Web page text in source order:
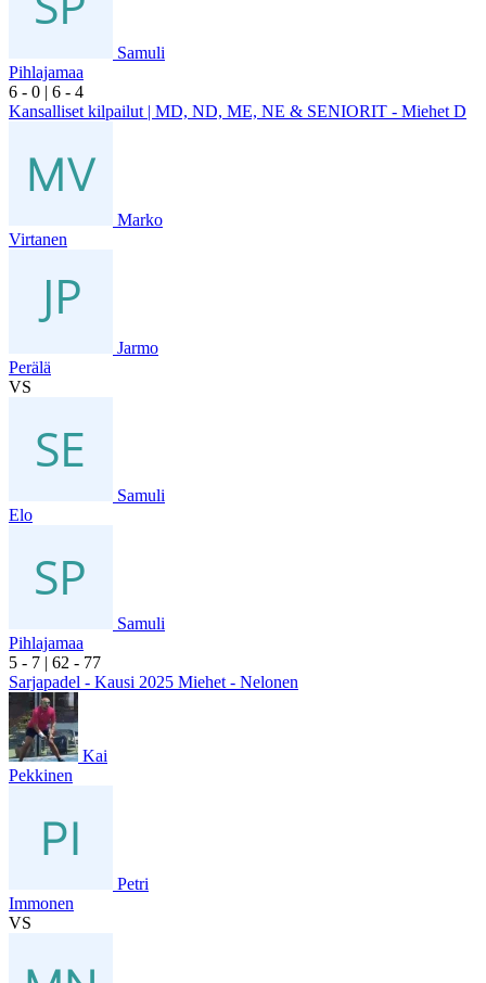
Samuli
Pihlajamaa
6 - 0 | 6 - 4
Kansalliset kilpailut | MD, ND, ME, NE & SENIORIT - Miehet D
Marko
Virtanen
Jarmo
Perälä
VS
Samuli
Elo
Samuli
Pihlajamaa
5 - 7 | 62 - 77
Sarjapadel - Kausi 2025 Miehet - Nelonen
Kai
Pekkinen
Petri
Immonen
VS